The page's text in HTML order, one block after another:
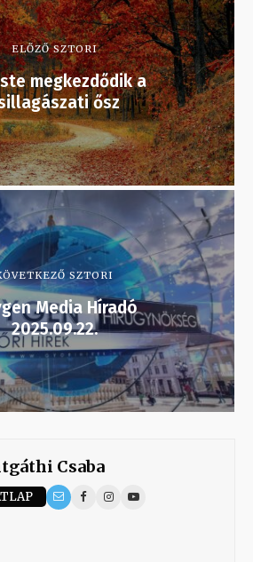
ELŐZŐ SZTORI
megkezdődik a
ősz
SZTORI
Media Híradó
2025.09.22.
Csaba